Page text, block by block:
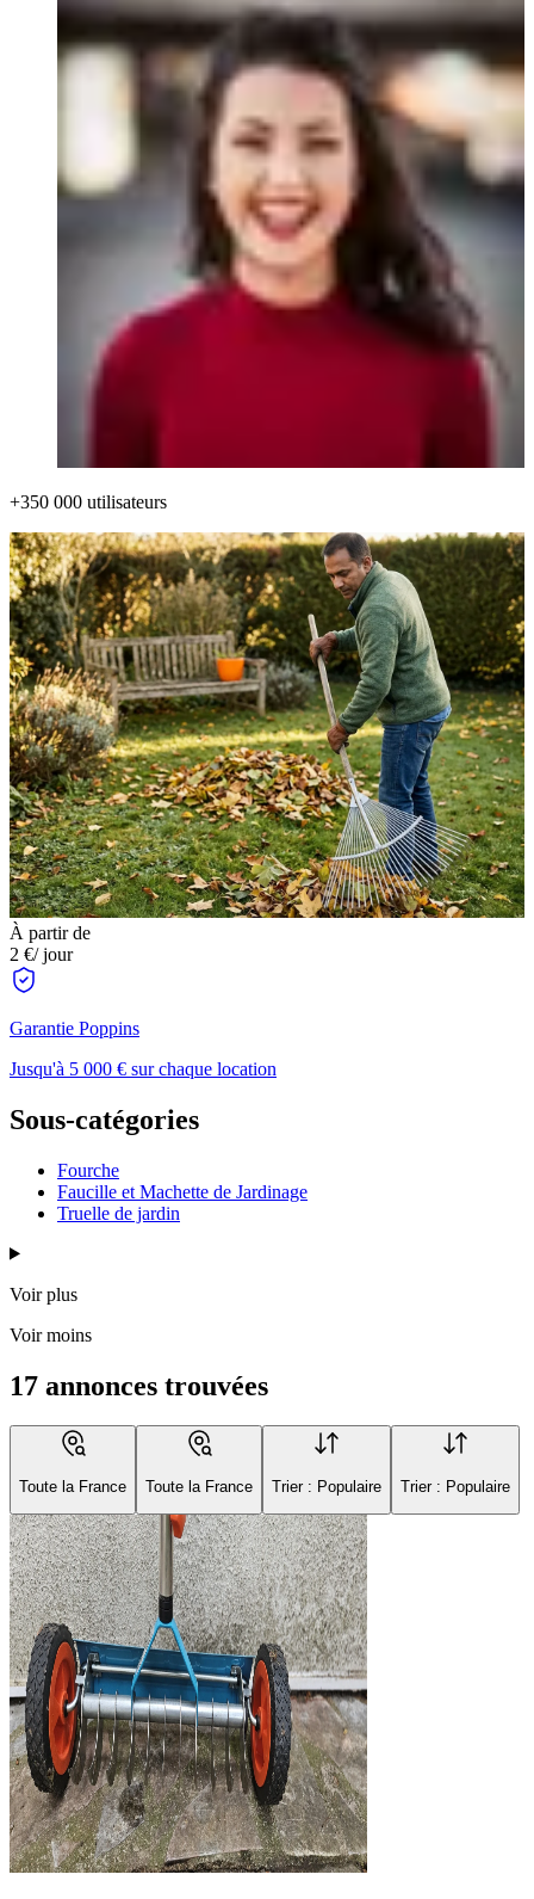
+350 000 utilisateurs
À partir de
2 €/ jour
Garantie Poppins
Jusqu'à 5 000 € sur chaque location
Sous-catégories
Fourche
Faucille et Machette de Jardinage
Truelle de jardin
Voir plus
Voir moins
17 annonces trouvées
Toute la France Toute la France Trier : Populaire Trier : Populaire